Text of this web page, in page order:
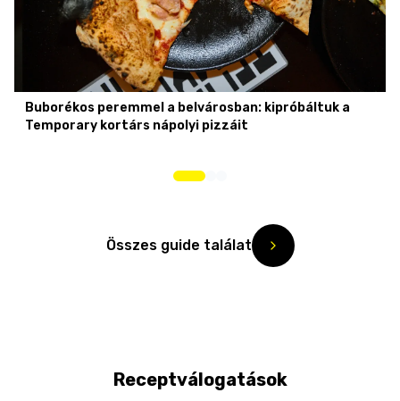
Buborékos peremmel a belvárosban: kipróbáltuk a
Temporary kortárs nápolyi pizzáit
Összes guide találat
Receptválogatások